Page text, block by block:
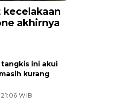
akhirnya
ini akui
kurang
WIB